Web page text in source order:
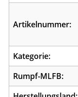
Artikelnummer:
Kategorie:
Rumpf-MLFB: